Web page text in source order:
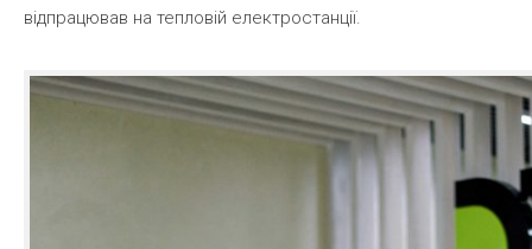
відпрацював на тепловій електростанції.